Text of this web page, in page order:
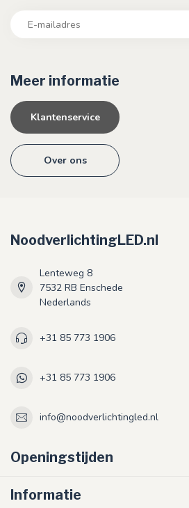
Meer informatie
Klantenservice
Over ons
NoodverlichtingLED.nl
Lenteweg 8
7532 RB Enschede
Nederlands
+31 85 773 1906
+31 85 773 1906
info@noodverlichtingled.nl
Openingstijden
Informatie